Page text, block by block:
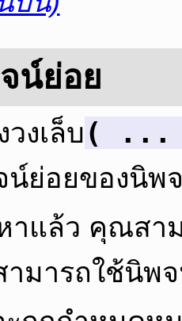
น์ย่อย
งเล็บ ( ...
ย่อยของนิพ
แล้ว คุณสาม
มารถใช้นิพ